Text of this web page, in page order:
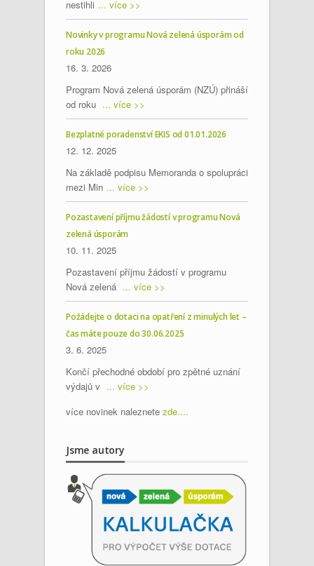
nestihli ... více >>
Novinky v programu Nová zelená úsporám od
roku 2026
16. 3. 2026
Program Nová zelená úsporám (NZÚ) přináší
od roku ... více >>
Bezplatné poradenství EKIS od 01.01.2026
12. 12. 2025
Na základě podpisu Memoranda o spolupráci
mezi Min ... více >>
Pozastavení příjmu žádostí v programu Nová
zelená úsporám
10. 11. 2025
Pozastavení příjmu žádostí v programu
Nová zelená ... více >>
Požádejte o dotaci na opatření z minulých let –
čas máte pouze do 30.06.2025
3. 6. 2025
Končí přechodné období pro zpětné uznání
výdajů v ... více >>
více novinek naleznete zde....
Jsme autory